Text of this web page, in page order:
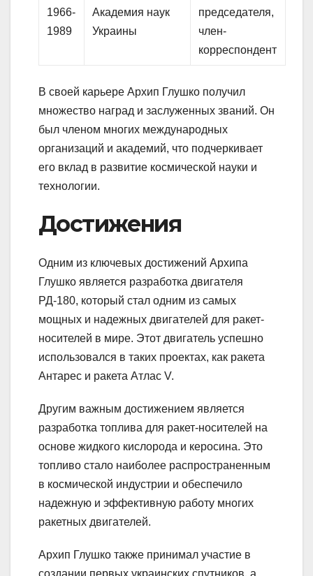
1966-
1989
Академия наук
Украины
председателя,
член-
корреспондент
В своей карьере Архип Глушко получил
множество наград и заслуженных званий. Он
был членом многих международных
организаций и академий, что подчеркивает
его вклад в развитие космической науки и
технологии.
Достижения
Одним из ключевых достижений Архипа
Глушко является разработка двигателя
РД-180, который стал одним из самых
мощных и надежных двигателей для ракет-
носителей в мире. Этот двигатель успешно
использовался в таких проектах, как ракета
Антарес и ракета Атлас V.
Другим важным достижением является
разработка топлива для ракет-носителей на
основе жидкого кислорода и керосина. Это
топливо стало наиболее распространенным
в космической индустрии и обеспечило
надежную и эффективную работу многих
ракетных двигателей.
Архип Глушко также принимал участие в